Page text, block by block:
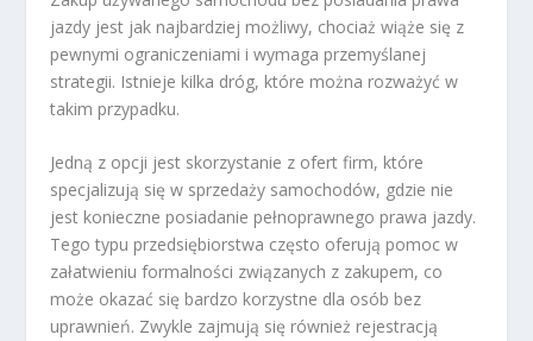
jazdy jest jak najbardziej możliwy, chociaż wiąże się z
pewnymi ograniczeniami i wymaga przemyślanej
strategii. Istnieje kilka dróg, które można rozważyć w
takim przypadku.
Jedną z opcji jest skorzystanie z ofert firm, które
specjalizują się w sprzedaży samochodów, gdzie nie
jest konieczne posiadanie pełnoprawnego prawa jazdy.
Tego typu przedsiębiorstwa często oferują pomoc w
załatwieniu formalności związanych z zakupem, co
może okazać się bardzo korzystne dla osób bez
uprawnień. Zwykle zajmują się również rejestracją